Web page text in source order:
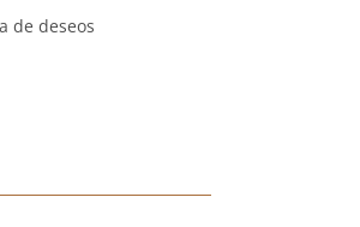
de deseos